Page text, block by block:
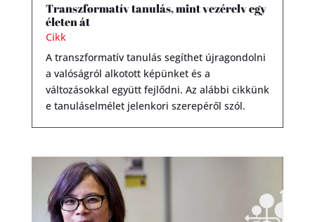
Transzformatív tanulás, mint vezérelv egy
életen át
Cikk
A transzformatív tanulás segíthet újragondolni
a valóságról alkotott képünket és a
változásokkal együtt fejlődni. Az alábbi cikkünk
e tanuláselmélet jelenkori szerepéről szól.